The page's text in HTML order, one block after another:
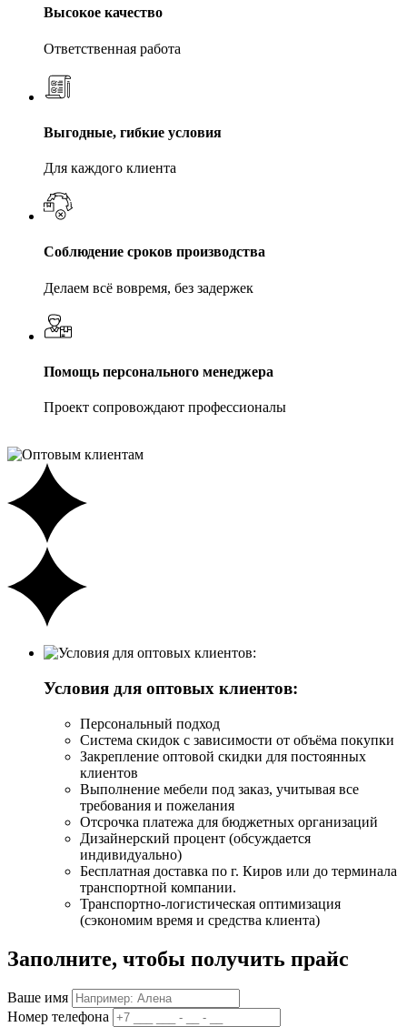
Высокое качество
Ответственная работа
Выгодные, гибкие условия
Для каждого клиента
Соблюдение сроков производства
Делаем всё вовремя, без задержек
Помощь персонального менеджера
Проект сопровождают профессионалы
Условия для оптовых клиентов:
Персональный подход
Система скидок с зависимости от объёма покупки
Закрепление оптовой скидки для постоянных
клиентов
Выполнение мебели под заказ, учитывая все
требования и пожелания
Отсрочка платежа для бюджетных организаций
Дизайнерский процент (обсуждается
индивидуально)
Бесплатная доставка по г. Киров или до терминала
транспортной компании.
Транспортно-логистическая оптимизация
(сэкономим время и средства клиента)
Заполните, чтобы получить прайс
Ваше имя
Номер телефона